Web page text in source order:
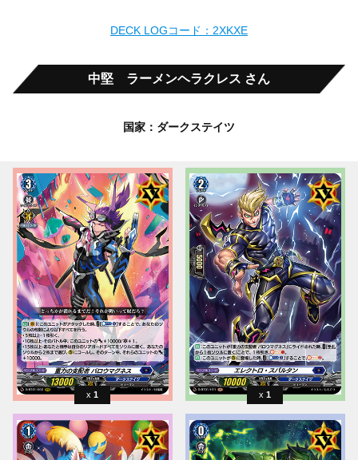
DECK LOGコード：2XKXE
中堅 ラーメンヘラクレス さん
国家：ダークステイツ
1 1